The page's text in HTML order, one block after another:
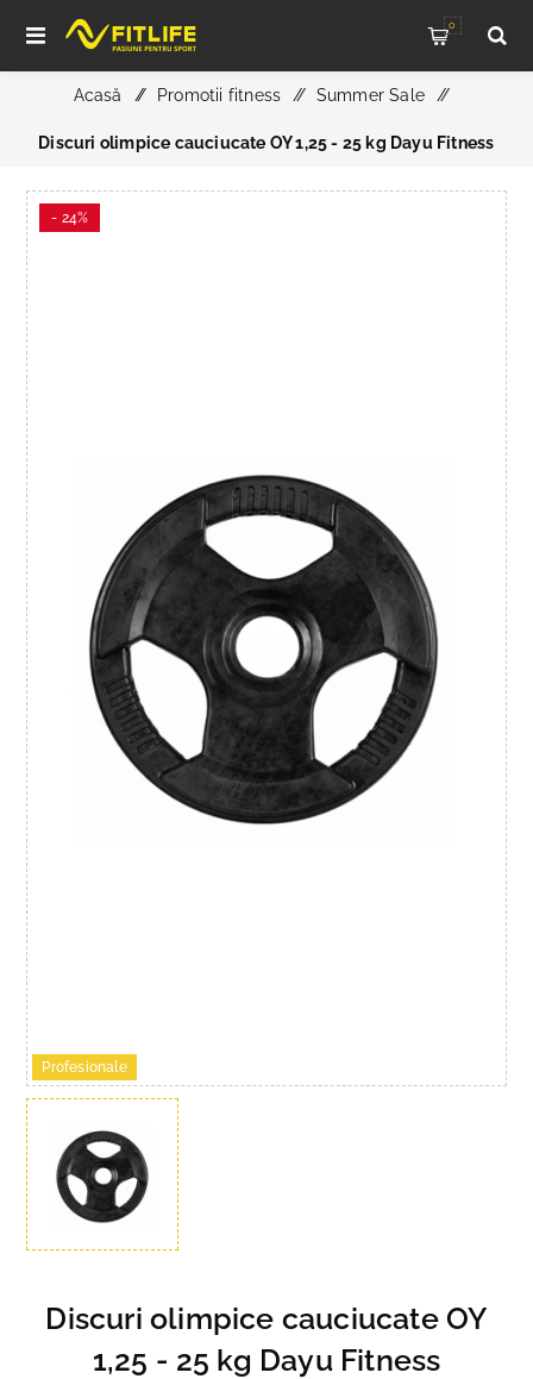
0
Acasă / Promotii fitness / Summer Sale /
Discuri olimpice cauciucate OY 1,25 - 25 kg Dayu Fitness
- 24%
Profesionale
Discuri olimpice cauciucate OY
1,25 - 25 kg Dayu Fitness